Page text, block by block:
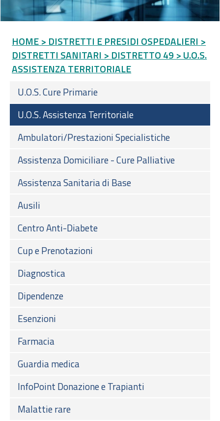
HOME > DISTRETTI E PRESIDI OSPEDALIERI >
DISTRETTI SANITARI > DISTRETTO 49 > U.O.S.
ASSISTENZA TERRITORIALE
U.O.S. Cure Primarie
U.O.S. Assistenza Territoriale
Ambulatori/Prestazioni Specialistiche
Assistenza Domiciliare - Cure Palliative
Assistenza Sanitaria di Base
Ausili
Centro Anti-Diabete
Cup e Prenotazioni
Diagnostica
Dipendenze
Esenzioni
Farmacia
Guardia medica
InfoPoint Donazione e Trapianti
Malattie rare